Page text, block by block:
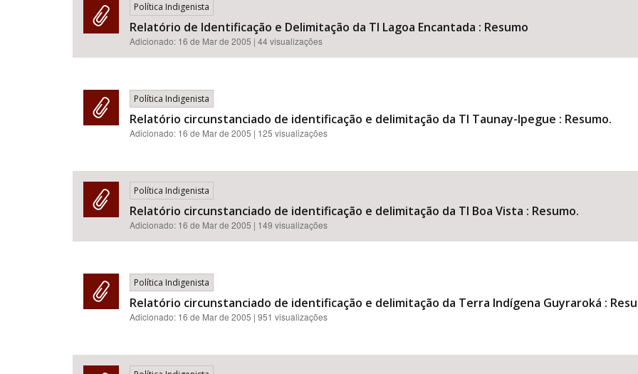
Política Indigenista
Relatório de Identificação e Delimitação da TI Lagoa Encantada : Resumo
Adicionado: 16 de Mar de 2005 | 44 visualizações
Política Indigenista
Relatório circunstanciado de identificação e delimitação da TI Taunay-Ipegue : Resumo.
Adicionado: 16 de Mar de 2005 | 125 visualizações
Política Indigenista
Relatório circunstanciado de identificação e delimitação da TI Boa Vista : Resumo.
Adicionado: 16 de Mar de 2005 | 149 visualizações
Política Indigenista
Relatório circunstanciado de identificação e delimitação da Terra Indígena Guyraroká :
Adicionado: 16 de Mar de 2005 | 951 visualizações